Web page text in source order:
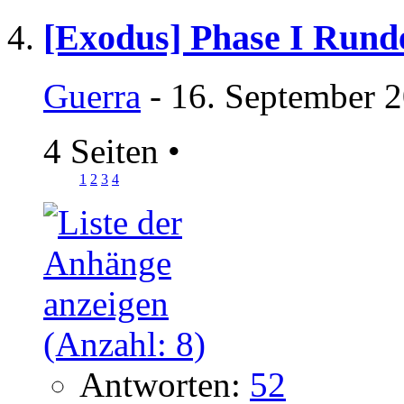
[Exodus] Phase I
Guerra - 16. September
4 Seiten •
1 2 3 4
Antworten: 52